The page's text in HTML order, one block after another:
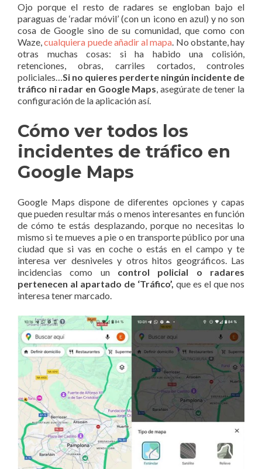
Ojo porque el resto de radares se engloban bajo el
paraguas de ‘radar móvil’ (con un icono en azul) y no son
cosa de Google sino de su comunidad, que como con
Waze,cualquiera puede añadir al mapa . No obstante, hay
otras muchas cosas: si ha habido una colisión,
retenciones, obras, carriles cortados, controles
policiales… Si no quieres perderte ningún incidente de
tráfico ni radar en Google Maps , asegúrate de tener la
configuración de la aplicación así.
Cómo ver todos los
incidentes de tráfico en
Google Maps
Google Maps dispone de diferentes opciones y capas
que pueden resultar más o menos interesantes en función
de cómo te estás desplazando, porque no necesitas lo
mismo si te mueves a pie o en transporte público por una
ciudad que si vas en coche o estás en el campo y te
interesa ver desniveles y otros hitos geográficos. Las
incidencias como un control policial o radares
pertenecen al apartado de ‘Tráfico’, que es el que nos
interesa tener marcado.